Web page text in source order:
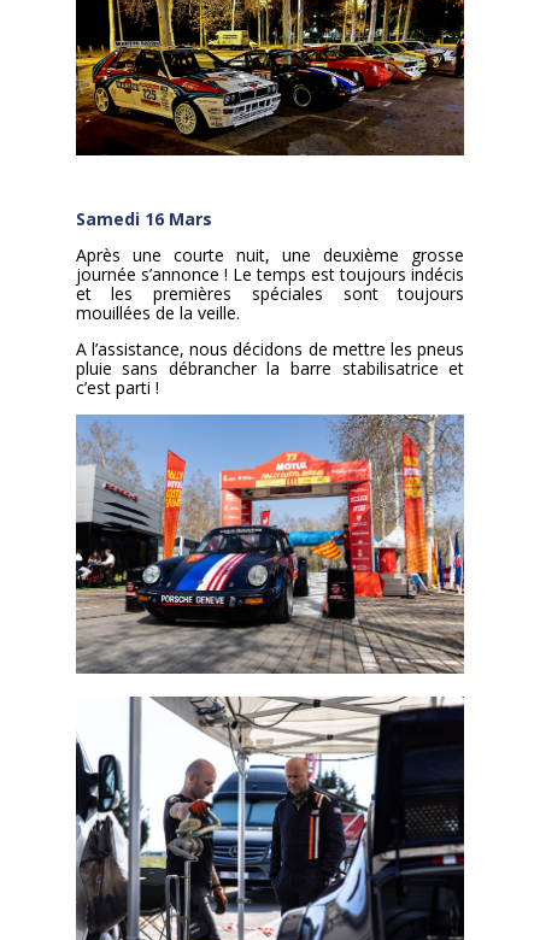
Samedi 16 Mars
Après une courte nuit, une deuxième grosse
journée s’annonce ! Le temps est toujours indécis
et les premières spéciales sont toujours
mouillées de la veille.
A l’assistance, nous décidons de mettre les pneus
pluie sans débrancher la barre stabilisatrice et
c’est parti !